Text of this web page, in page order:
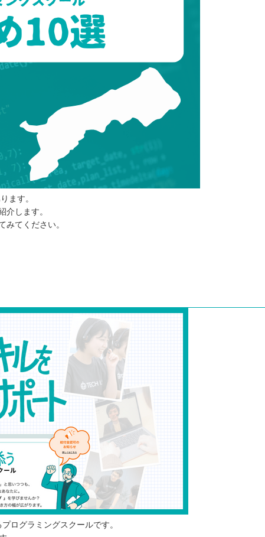
ト
ル4選
ぼう
ます。
介します。
みてください。
ログラミングスクールです。